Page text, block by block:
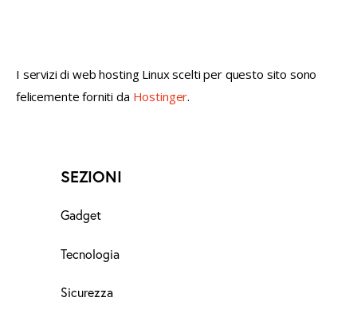
I servizi di web hosting Linux scelti per questo sito sono
felicemente forniti da Hostinger.
SEZIONI
Gadget
Tecnologia
Sicurezza